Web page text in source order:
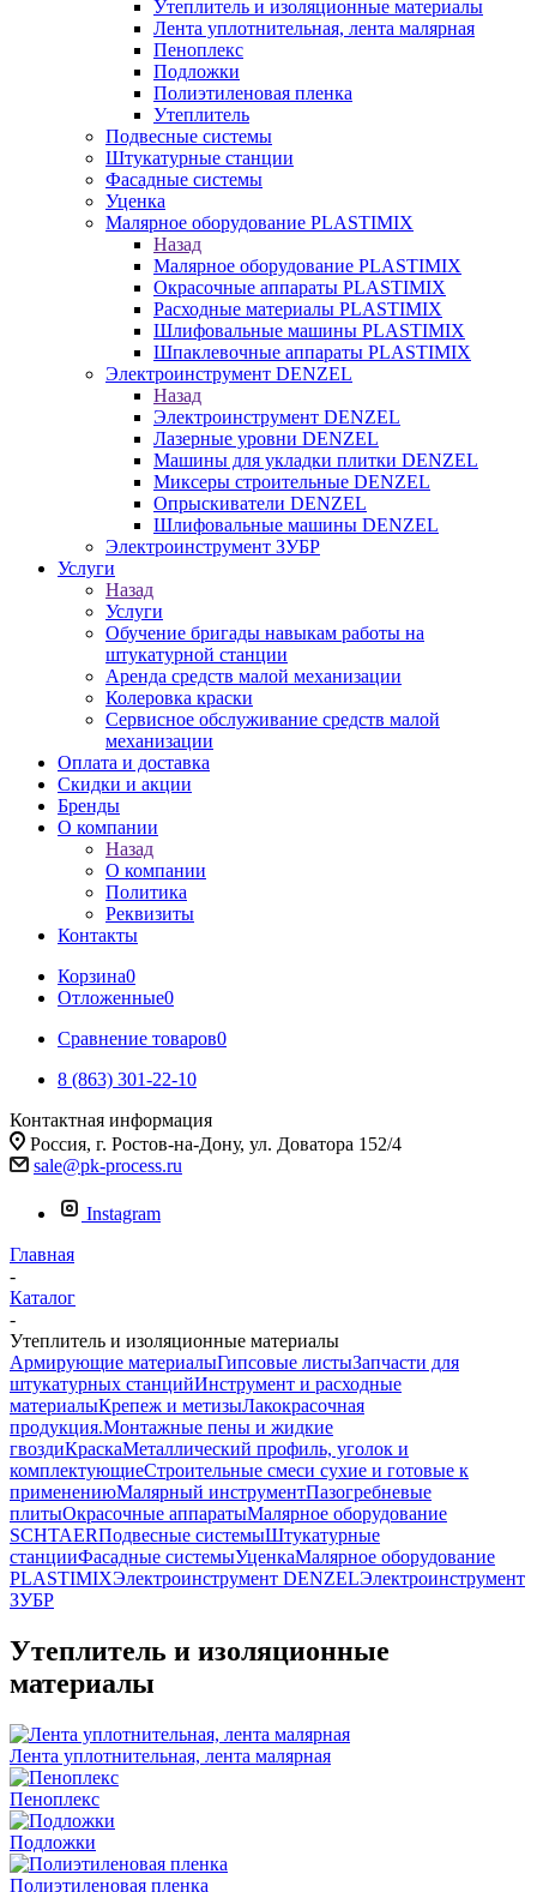
Утеплитель и изоляционные материалы
Лента уплотнительная, лента малярная
Пеноплекс
Подложки
Полиэтиленовая пленка
Утеплитель
Подвесные системы
Штукатурные станции
Фасадные системы
Уценка
Малярное оборудование PLASTIMIX
Назад
Малярное оборудование PLASTIMIX
Окрасочные аппараты PLASTIMIX
Расходные материалы PLASTIMIX
Шлифовальные машины PLASTIMIX
Шпаклевочные аппараты PLASTIMIX
Электроинструмент DENZEL
Назад
Электроинструмент DENZEL
Лазерные уровни DENZEL
Машины для укладки плитки DENZEL
Миксеры строительные DENZEL
Опрыскиватели DENZEL
Шлифовальные машины DENZEL
Электроинструмент ЗУБР
Услуги
Назад
Услуги
Обучение бригады навыкам работы на
штукатурной станции
Аренда средств малой механизации
Колеровка краски
Сервисное обслуживание средств малой
механизации
Оплата и доставка
Скидки и акции
Бренды
О компании
Назад
О компании
Политика
Реквизиты
Контакты
Корзина0
Отложенные0
Сравнение товаров0
8 (863) 301-22-10
Контактная информация
Россия, г. Ростов-на-Дону, ул. Доватора 152/4
sale@pk-process.ru
Instagram
Главная
-
Каталог
-
Утеплитель и изоляционные материалы
Армирующие материалыГипсовые листыЗапчасти для
штукатурных станцийИнструмент и расходные
материалыКрепеж и метизыЛакокрасочная
продукция.Монтажные пены и жидкие
гвоздиКраскаМеталлический профиль, уголок и
комплектующиеСтроительные смеси сухие и готовые к
применениюМалярный инструментПазогребневые
плитыОкрасочные аппаратыМалярное оборудование
SCHTAERПодвесные системыШтукатурные
станцииФасадные системыУценкаМалярное оборудование
PLASTIMIXЭлектроинструмент DENZELЭлектроинструмент
ЗУБР
Утеплитель и изоляционные
материалы
Лента уплотнительная, лента малярная
Пеноплекс
Подложки
Полиэтиленовая пленка